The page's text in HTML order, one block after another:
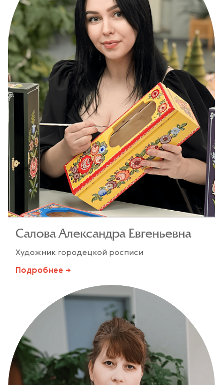
Салова Александра Евгеньевна
Художник городецкой росписи
Подробнее →